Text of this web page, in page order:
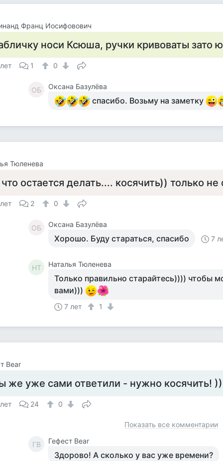
Франц Иосифовович
носи Ксюша, ручки кривоваты зато
1 0
ОБ Оксана Базулёва
спасибо. Возьму на заметку
Тюленева
остается делать.... косячить)) только не
2 0
ОБ Оксана Базулёва
Хорошо. Буду стараться, спасибо 7
НТ Наталья Тюленева
Только правильно старайтесь)))) чтобы
вами)))
7 лет 1
Bear
же уже сами ответили - нужно косячить! ))
24 0
Показать все комментарии
ГB Гефест Bear
Здорово! А сколько у вас уже времени?